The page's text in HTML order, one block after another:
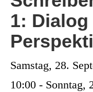
1:
Samstag, 28.
10:00 - Sonntag,